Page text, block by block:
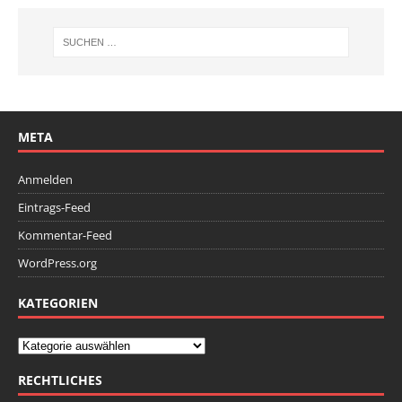
META
Anmelden
Eintrags-Feed
Kommentar-Feed
WordPress.org
KATEGORIEN
RECHTLICHES